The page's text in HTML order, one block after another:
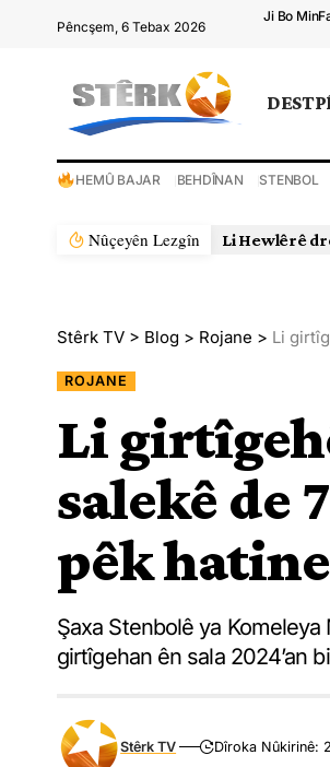
Pêncşem, 6 Tebax 2026
Ji Bo Min
HEMÛ BAJAR BEHDÎNAN STENBOL
Nûçeyên Lezgîn
Stêrk TV > Blog > Rojane > Li
ROJANE
Li
salekê de
pêk hatine
Şaxa Stenbolê ya
girtîgehan ên sala 2024’an
Stêrk TV Dîroka Nûkirinê: